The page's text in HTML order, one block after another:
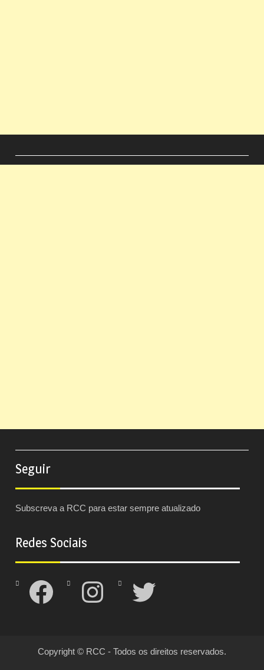
Seguir
Subscreva a RCC para estar sempre atualizado
Redes Sociais
Facebook Instagram Twitter
Copyright © RCC - Todos os direitos reservados.